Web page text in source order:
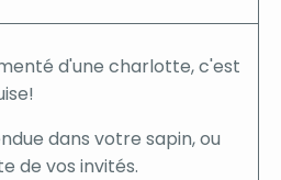
d'une charlotte, c'est
dans votre sapin, ou
de vos invités.